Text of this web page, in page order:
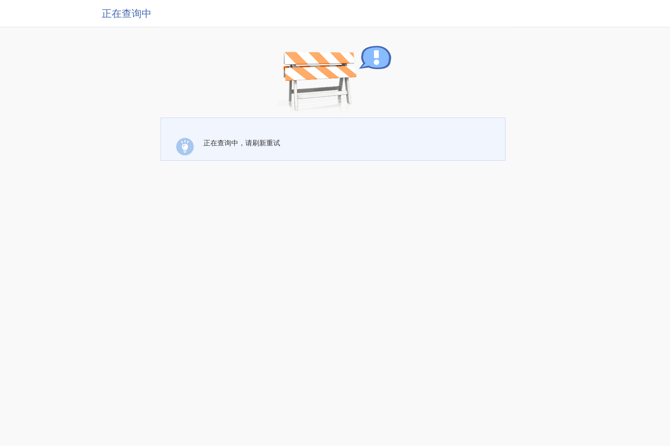
正在查询中
正在查询中，请刷新重试